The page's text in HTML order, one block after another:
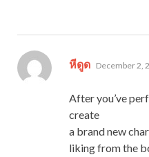
หีดูด says:
December 2,
After you’ve
create
a brand new
liking from the